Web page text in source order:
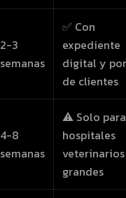
2-3
semanas
✅ Con
expediente
digital y
de clientes
4-8
semanas
⚠️ Solo para
hospitales
veterinarios
grandes